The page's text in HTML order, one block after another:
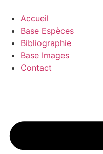
contenu
Accueil
Base Espèces
Bibliographie
Base Images
Contact